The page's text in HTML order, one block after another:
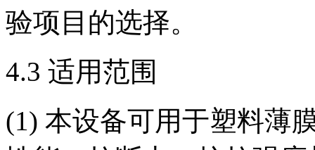
验项目的选择。
4.3 适用范围
(1) 本设备可用于塑料薄